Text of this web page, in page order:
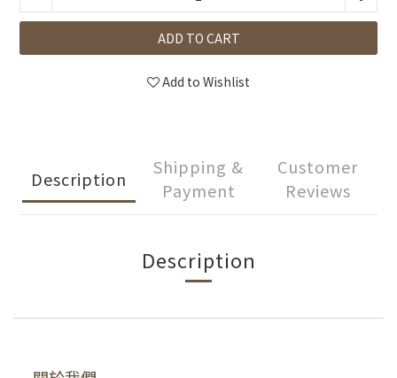
ADD TO CART
Add to Wishlist
Description
Shipping &
Payment
Customer
Reviews
Description